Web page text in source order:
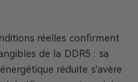
réelles confirment
de la DDR5 : sa
réduite s’avère